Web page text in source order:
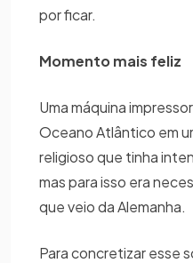
por ficar.
Momento mais feliz
Uma máquina
Oceano Atlântico em
religioso que tinha
mas para isso era
que veio da Alemanha.
Para concretizar esse